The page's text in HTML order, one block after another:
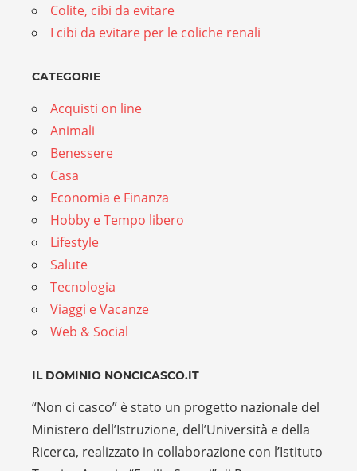
Colite, cibi da evitare
I cibi da evitare per le coliche renali
CATEGORIE
Acquisti on line
Animali
Benessere
Casa
Economia e Finanza
Hobby e Tempo libero
Lifestyle
Salute
Tecnologia
Viaggi e Vacanze
Web & Social
IL DOMINIO NONCICASCO.IT
“Non ci casco” è stato un progetto nazionale del
Ministero dell’Istruzione, dell’Università e della
Ricerca, realizzato in collaborazione con l’Istituto